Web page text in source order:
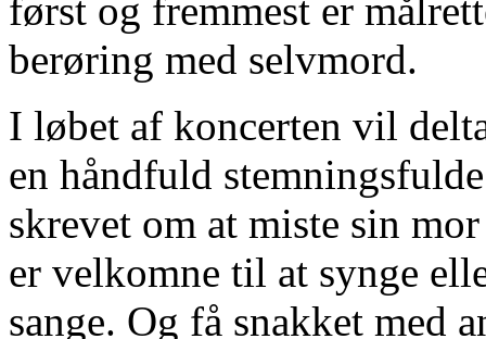
først og fremmest er
berøring med selvmord.
I løbet af koncerten vil
en håndfuld
skrevet om at miste sin
er velkomne til at synge
sange. Og få snakket med